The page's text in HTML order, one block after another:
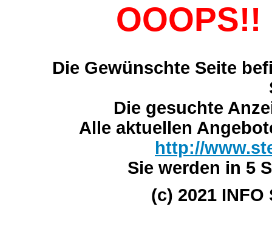
OOOPS!!
Die Gewünschte Seite
Die gesuchte
Alle aktuellen
http://
Sie werden in 5
(c) 2021